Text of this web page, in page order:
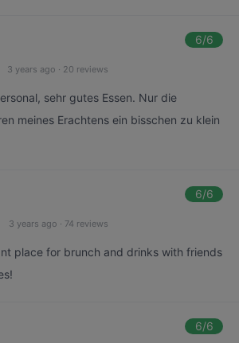
6/6
3 years ago · 20 reviews
sehr gutes Essen. Nur die
meines Erachtens ein bisschen zu klein
6/6
3 years ago · 74 reviews
place for brunch and drinks with friends
6/6